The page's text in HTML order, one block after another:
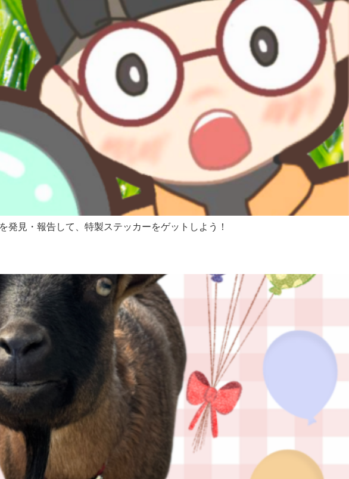
見・報告して、特製ステッカーをゲットしよう！